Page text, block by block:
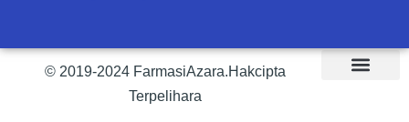
© 2019-2024 FarmasiAzara.Hakcipta
Terpelihara